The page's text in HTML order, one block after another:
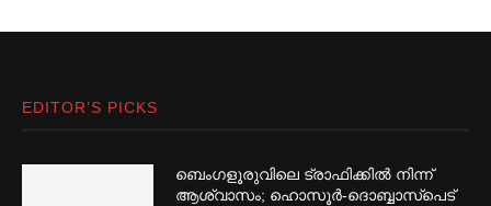
EDITOR’S PICKS
ബെംഗളൂരുവിലെ ട്രാഫിക്കില്‍ നിന്ന്
ആശ്വാസം; ഹൊസൂര്‍-ദൊബ്ബാസ്പെട്